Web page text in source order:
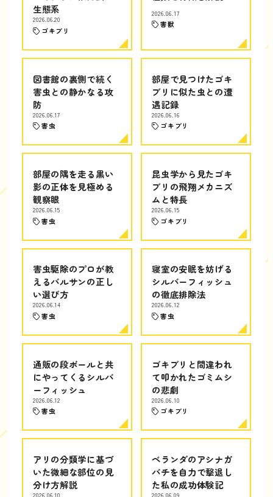
生態系
2026.06.20
ゴキブリ
2026.06.17
害獣
図書館の裏側で続く
害虫との静かなる攻
防
2026.06.17
害虫
部屋で見つけたゴキ
ブリに似た虫との遭
遇記録
2026.06.16
ゴキブリ
部屋の隅を走る黒い
影の正体を見極める
観察眼
2026.06.15
害虫
昆虫学から見たゴキ
ブリの飛翔メカニズ
ムと特長
2026.06.15
ゴキブリ
害虫駆除のプロが教
えるバルサンの正し
い選び方
2026.06.14
害虫
寝室の安眠を妨げる
シルバーフィッシュ
の徹底排除法
2026.06.12
害虫
通販の段ボールと共
にやってくるシルバ
ーフィッシュ
2026.06.12
害虫
ゴキブリと間違われ
て叩かれたゴミムシ
の悲劇
2026.06.10
ゴキブリ
アリの分類学に基づ
いた微細な部位の見
分け方解説
2026.06.10
ベランダのアシナガ
バチを自力で撃退し
た私の成功体験記
2026.06.09